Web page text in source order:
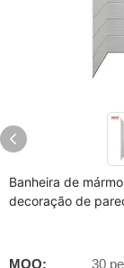
Banheira de
decoração de
MOQ: 30